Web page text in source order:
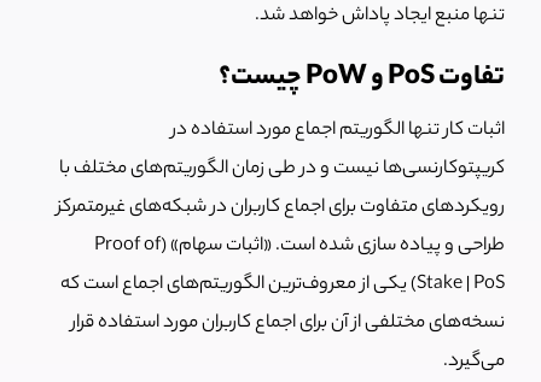
تنها منبع ایجاد پاداش خواهد شد.
تفاوت PoS و PoW چیست؟
اثبات کار تنها الگوریتم اجماع مورد استفاده در
کریپتوکارنسی‌ها نیست و در طی زمان‌ الگوریتم‌های مختلف با
رویکردهای متفاوت برای اجماع کاربران در شبکه‌های غیرمتمرکز
طراحی و پیاده سازی شده است. «اثبات سهام» (Proof of
Stake | PoS) یکی از معروف‌ترین الگوریتم‌های اجماع است که
نسخه‌های مختلفی از آن برای اجماع کاربران مورد استفاده قرار
می‌گیرد.